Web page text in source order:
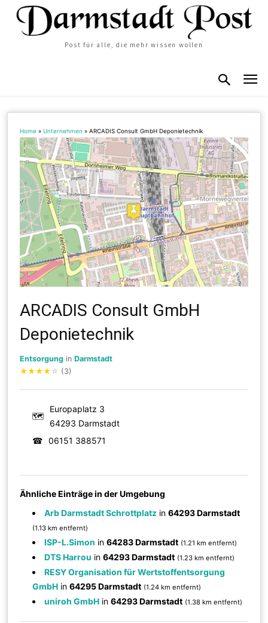
Post für alle, die mehr wissen wollen
Home »Unternehmen »ARCADIS Consult GmbH Deponietechnik
ARCADIS Consult GmbH
Deponietechnik
Entsorgung inDarmstadt
★★★★ ☆ (3)
🗺
Europaplatz 3
64293 Darmstadt
☎
06151 388571
Ähnliche Einträge in der Umgebung
Arb Darmstadt Schrottplatz in64293 Darmstadt
(1.13 km entfernt)
ISP-L.Simon in64283 Darmstadt (1.21 km entfernt)
DTS Harrou in64293 Darmstadt (1.23 km entfernt)
RESY Organisation für Wertstoffentsorgung
GmbH in64295 Darmstadt (1.24 km entfernt)
uniroh GmbH in64293 Darmstadt (1.38 km entfernt)